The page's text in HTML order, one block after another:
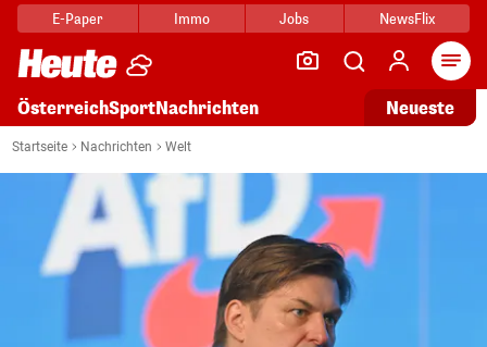
E-Paper Immo Jobs NewsFlix
ÖsterreichSportNachrichten Neueste
Startseite Nachrichten Welt